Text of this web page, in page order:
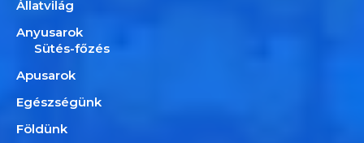
Állatvilág
Anyusarok
Sütés-főzés
Apusarok
Egészségünk
Földünk